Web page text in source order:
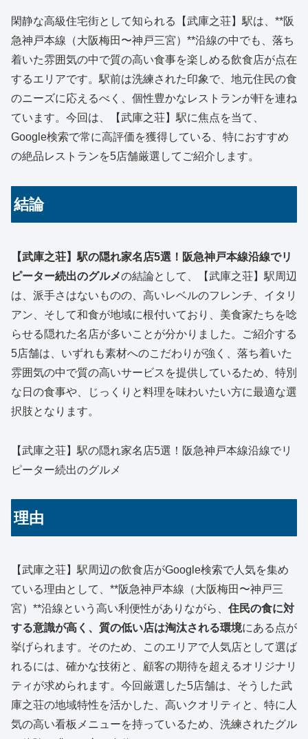
閑静な高級住宅街として知られる【武庫之荘】駅は、**阪
急神戸本線（大阪梅田〜神戸三宮）**沿線の中でも、落ち
着いた雰囲気の中で質の高い食事を楽しめる飲食店が点在
するエリアです。駅前は洗練された印象で、地元住民の食
のニーズに応えるべく、個性豊かなレストランが軒を連ね
ています。今回は、【武庫之荘】駅に焦点を当て、
Google検索で常に高評価を獲得している、特におすすめ
の絶品レストランを5店舗厳選してご紹介します。
結論
【武庫之荘】駅の隠れ家名店5選！阪急神戸本線沿線でリ
ピーター続出のグルメの結論として、【武庫之荘】駅周辺
は、派手さはないものの、高いレベルのフレンチ、イタリ
アン、そして和食が地域に根付いており、美食家たちを唸
らせる隠れた名店が多いことが分かりました。ご紹介する
5店舗は、いずれも素材へのこだわりが強く、落ち着いた
雰囲気の中で質の高いサービスを提供しているため、特別
な日の食事や、じっくりと料理を味わいたい方に最適な選
択肢となります。
【武庫之荘】駅の隠れ家名店5選！阪急神戸本線沿線でリ
ピーター続出のグルメ
理由
【武庫之荘】駅周辺の飲食店がGoogle検索で人気を集め
ている理由として、**阪急神戸本線（大阪梅田〜神戸三
宮）**沿線という高い利便性がありながら、 住民の食に対
する意識が高く、質の低い店は淘汰される環境にある点が
挙げられます。そのため、このエリアで人気店として選ば
れるには、確かな技術と、顧客の期待を超えるオリジナリ
ティが求められます。今回厳選した5店舗は、そうした武
庫之荘の地域特性を活かした、高いクオリティと、特に人
気の高い看板メニューを持っているため、洗練されたグル